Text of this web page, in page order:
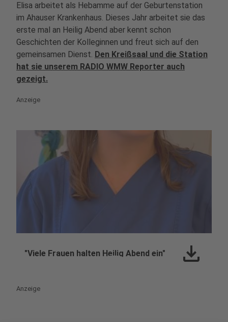
Elisa arbeitet als Hebamme auf der Geburtenstation
im Ahauser Krankenhaus. Dieses Jahr arbeitet sie das
erste mal an Heilig Abend aber kennt schon
Geschichten der Kolleginnen und freut sich auf den
gemeinsamen Dienst. Den Kreißsaal und die Station
hat sie unserem RADIO WMW Reporter auch
gezeigt.
Anzeige
play_circle
"Viele Frauen halten Heilig Abend ein" download
Anzeige